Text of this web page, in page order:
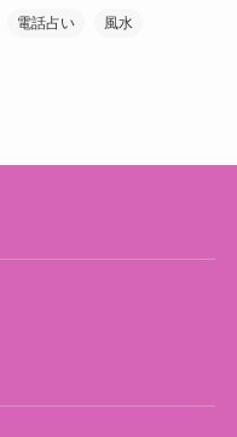
電話占い 風水